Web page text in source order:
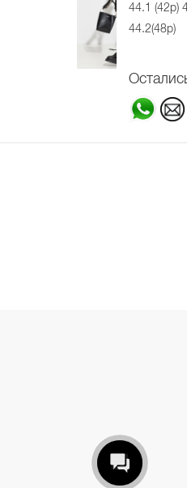
44.1 (42р)
44.2(48р)